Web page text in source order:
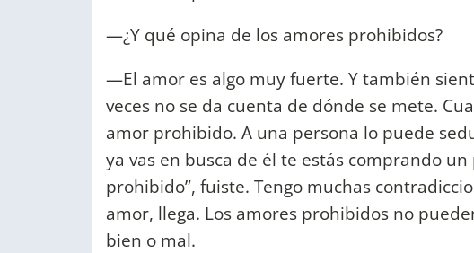
—¿Y qué opina de los amores prohibidos?
—El amor es algo muy fuerte. Y también
veces no se da cuenta de dónde se mete.
amor prohibido. A una persona lo puede
ya vas en busca de él te estás comprando
prohibido”, fuiste. Tengo muchas
amor, llega. Los amores prohibidos no
bien o mal.